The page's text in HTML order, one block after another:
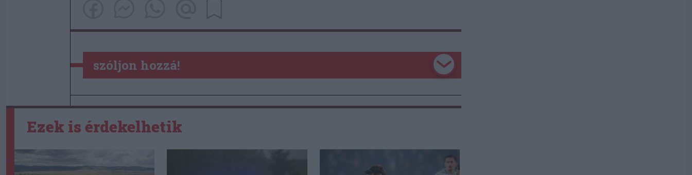
szóljon hozzá!
Ezek is érdekelhetik